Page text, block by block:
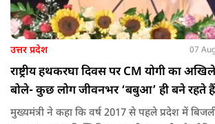
उत्तर प्रदेश 07
राष्ट्रीय हथकरघा दिवस पर CM योगी का
बोले- कुछ लोग जीवनभर ‘बबुआ’ ही बने रहते हैं
मुख्यमंत्री ने कहा कि वर्ष 2017 से पहले प्रदेश में